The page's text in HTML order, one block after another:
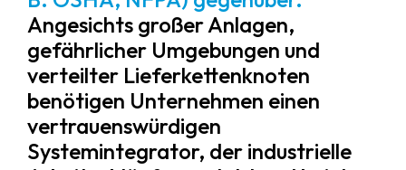
Angesichts großer Anlagen,
gefährlicher Umgebungen und
verteilter Lieferkettenknoten
benötigen Unternehmen einen
vertrauenswürdigen
Systemintegrator, der industrielle